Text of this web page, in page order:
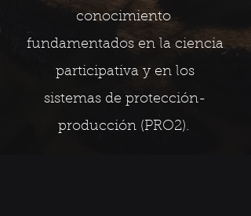
conocimiento
fundamentados en la ciencia
participativa y en los
sistemas de protección-
producción (PRO2).